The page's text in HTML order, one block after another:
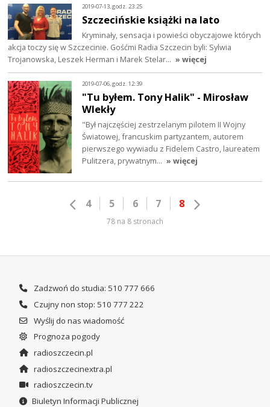
2019-07-13, godz. 23:25
Szczecińskie książki na lato
Kryminały, sensacja i powieści obyczajowe których
akcja toczy się w Szczecinie. Gośćmi Radia Szczecin byli: Sylwia
Trojanowska, Leszek Herman i Marek Stelar… » więcej
2019-07-06, godz. 12:39
"Tu byłem. Tony Halik" - Mirosław
Wlekły
"Był najczęściej zestrzelanym pilotem II Wojny
Światowej, francuskim partyzantem, autorem
pierwszego wywiadu z Fidelem Castro, laureatem
Pulitzera, prywatnym… » więcej
4 5 6 7 8
78 na 8 stronach
Zadzwoń do studia: 510 777 666
Czujny non stop: 510 777 222
Wyślij do nas wiadomość
Prognoza pogody
radioszczecin.pl
radioszczecinextra.pl
radioszczecin.tv
Biuletyn Informacji Publicznej